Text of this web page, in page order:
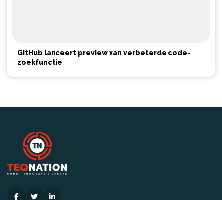
GitHub lanceert preview van verbeterde code-
zoekfunctie